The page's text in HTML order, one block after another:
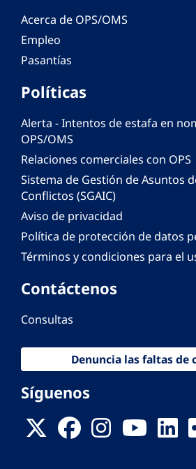
Acerca de OPS/OMS
Empleo
Pasantías
Políticas
Alerta - Intentos de estafa en
OPS/OMS
Relaciones comerciales con OPS
Sistema de Gestión de Asuntos
Conflictos (SGAIC)
Aviso de privacidad
Política de protección de datos
Términos y condiciones para el
Contáctenos
Consultas
Denuncia las faltas de
Síguenos